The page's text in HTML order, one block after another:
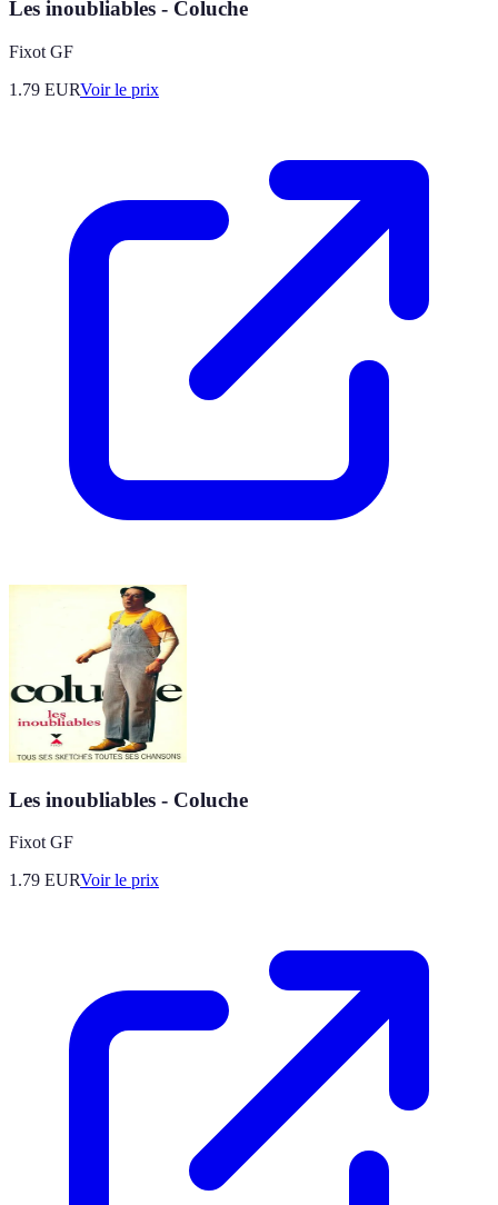
Les inoubliables - Coluche
Fixot GF
1.79 EURVoir le prix
Les inoubliables - Coluche
Fixot GF
1.79 EURVoir le prix